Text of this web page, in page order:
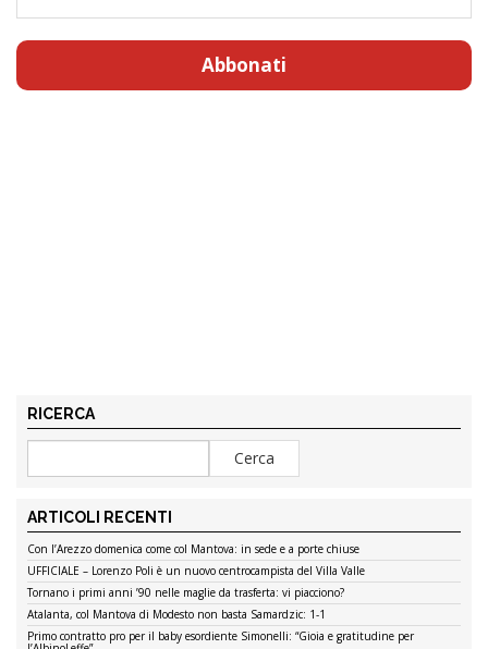
Abbonati
RICERCA
ARTICOLI RECENTI
Con l’Arezzo domenica come col Mantova: in sede e a porte chiuse
UFFICIALE – Lorenzo Poli è un nuovo centrocampista del Villa Valle
Tornano i primi anni ’90 nelle maglie da trasferta: vi piacciono?
Atalanta, col Mantova di Modesto non basta Samardzic: 1-1
Primo contratto pro per il baby esordiente Simonelli: “Gioia e gratitudine per